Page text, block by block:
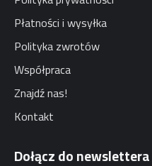
Płatności i wysyłka
Polityka zwrotów
Współpraca
Znajdź nas!
Kontakt
Dołącz do newslettera